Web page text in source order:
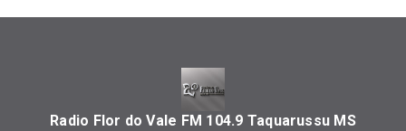
Radio Flor do Vale FM 104.9 Taquarussu MS